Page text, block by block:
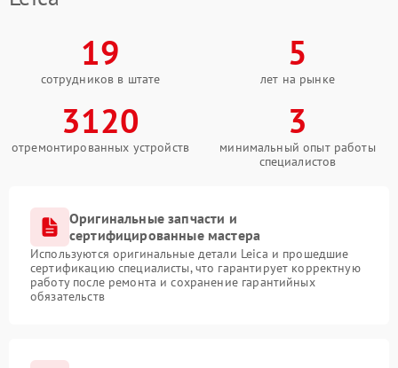
19
сотрудников в штате
5
лет на рынке
3120
отремонтированных устройств
3
минимальный опыт работы
специалистов
Оригинальные запчасти и
сертифицированные мастера
Используются оригинальные детали Leica и прошедшие
сертификацию специалисты, что гарантирует корректную
работу после ремонта и сохранение гарантийных
обязательств